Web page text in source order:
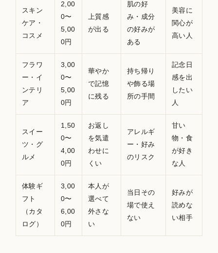
スキン
ケア・
コスメ
2,00
0〜
5,00
0円
上質感
が出る
肌の好
み・成分
の好みが
ある
美容に
関心が
高い人
フラワ
ー・イ
ンテリ
ア
3,00
0〜
5,00
0円
華やか
で記憶
に残る
持ち帰り
や飾る場
所の手間
記念日
感を出
したい
人
スイー
ツ・グ
ルメ
1,50
0〜
4,00
0円
お返し
を気遣
わせに
くい
アレルギ
ー・好み
のリスク
甘い
物・食
が好き
な人
体験ギ
フト
（カタ
ログ）
3,00
0〜
6,00
0円
本人が
選べて
外さな
い
当日その
場で使え
ない
好みが
読めな
い相手